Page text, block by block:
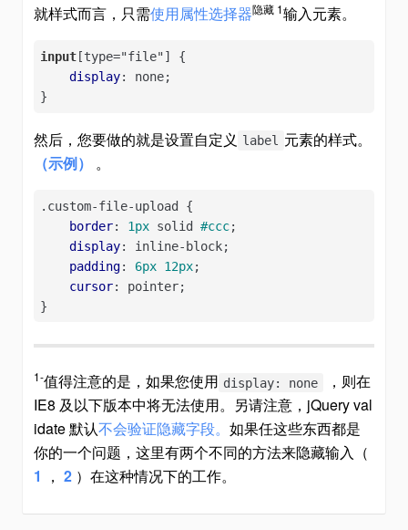
就样式而言，只需使用属性选择器隐藏 1输入元素。
input[type="file"]
{
display: none;
}
然后，您要做的就是设置自定义 label
元素的样式。
（示例）
。
.custom-file-upload {
border: 1px solid #ccc;
display: inline-block;
padding: 6px 12px;
cursor: pointer;
}
1-值得注意的是，如果您使用 display: none
，则在
IE8 及以下版本中将无法使用。另请注意，jQuery val
idate 默认不会验证隐藏字段。 如果任这些东西都是
你的一个问题，这里有两个不同的方法来隐藏输入（
1
， 2 ）在这种情况下的工作。